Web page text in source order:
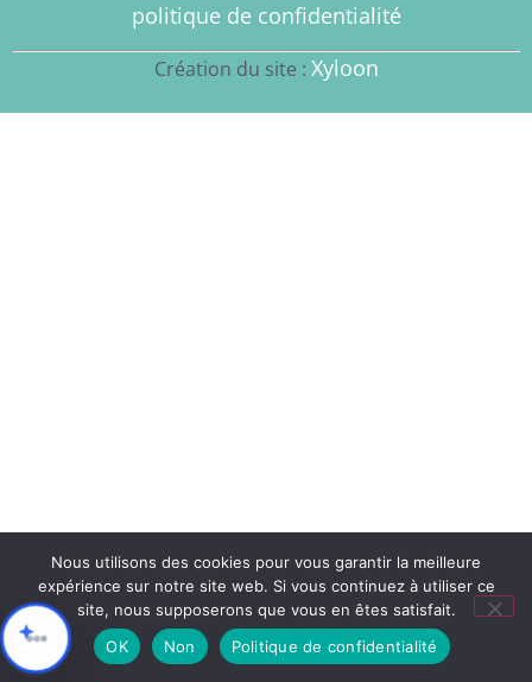
politique de confidentialité
Création du site : Xyloon
Nous utilisons des cookies pour vous garantir la meilleure
expérience sur notre site web. Si vous continuez à utiliser ce
site, nous supposerons que vous en êtes satisfait.
OK
Non Politique de confidentialité